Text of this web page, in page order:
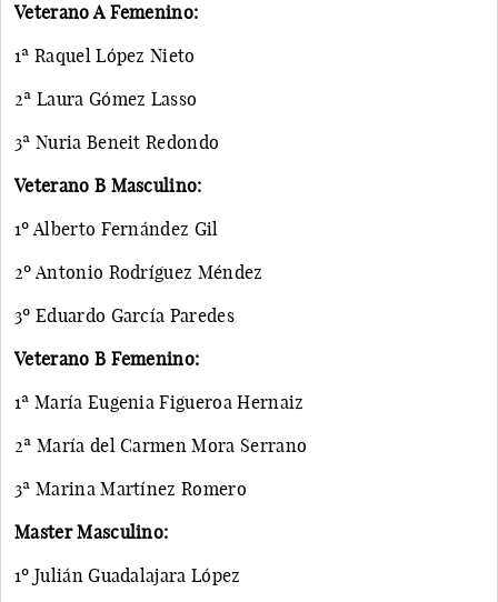
Veterano A Femenino:
1ª Raquel López Nieto
2ª Laura Gómez Lasso
3ª Nuria Beneit Redondo
Veterano B Masculino:
1º Alberto Fernández Gil
2º Antonio Rodríguez Méndez
3º Eduardo García Paredes
Veterano B Femenino:
1ª María Eugenia Figueroa Hernaiz
2ª María del Carmen Mora Serrano
3ª Marina Martínez Romero
Master Masculino:
1º Julián Guadalajara López